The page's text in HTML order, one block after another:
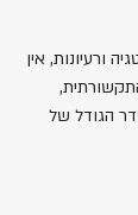
ורעיונות, אין
הגודל של